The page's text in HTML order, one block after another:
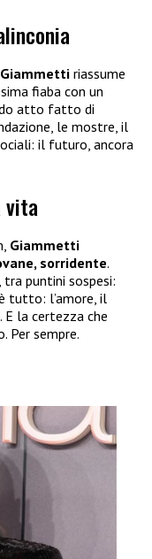
riassume
fiaba con un
atto fatto di
le mostre, il
il futuro, ancora
vita
Giammetti
sorridente.
puntini sospesi:
tutto: l’amore, il
la certezza che
Per sempre.